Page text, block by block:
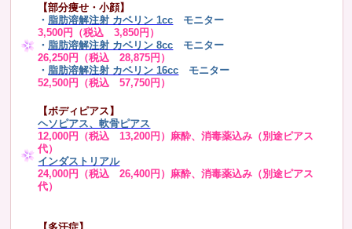
【部分痩せ・小顔】
・ 脂肪溶解注射 カベリン 1cc モニター
3,500円（税込 3,850円）
・ 脂肪溶解注射 カベリン 8cc モニター
26,250円（税込 28,875円）
・ 脂肪溶解注射 カベリン 16cc
モニター
52,500円（税込 57,750円）
【ボディピアス】
ヘソピアス、軟骨ピアス
12,000円（税込 13,200円）麻酔、消毒薬込み（別途ピアス
代）
インダストリアル
24,000円（税込 26,400円）麻酔、消毒薬込み（別途ピアス
代）